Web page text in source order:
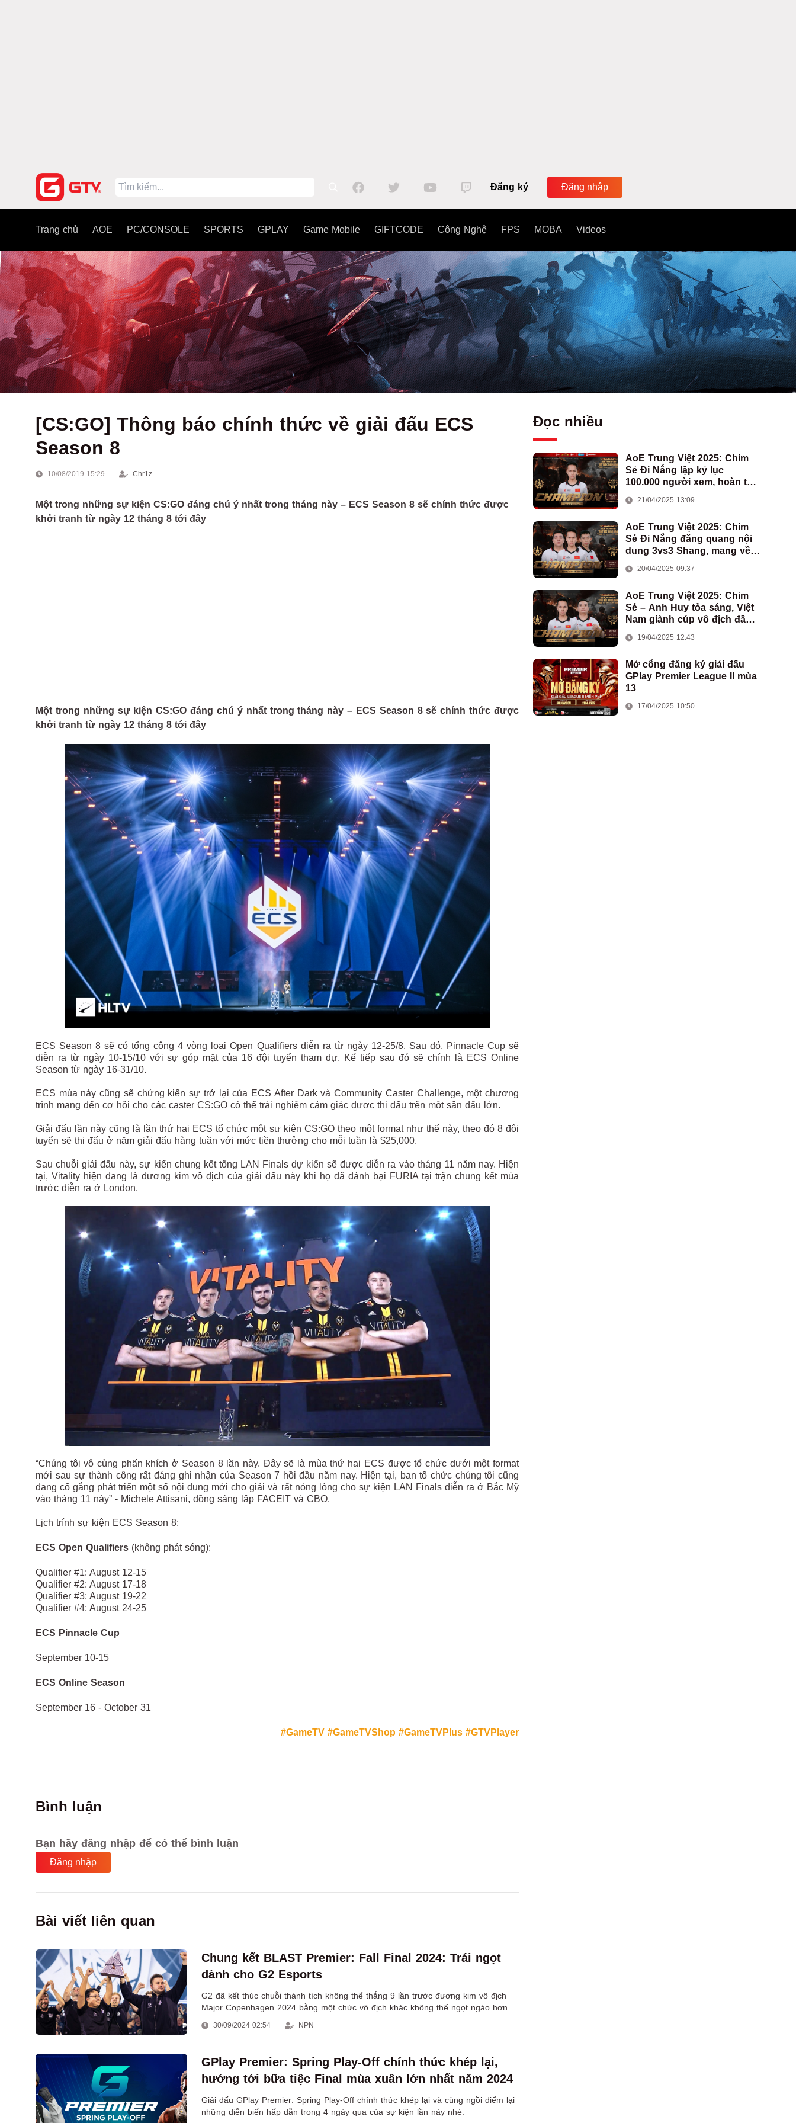
Đăng ký Đăng nhập
Trang chủ AOE PC/CONSOLE SPORTS GPLAY Game Mobile GIFTCODE Công Nghệ FPS MOBA Videos
[CS:GO] Thông báo chính thức về giải đấu ECS
Season 8
10/08/2019 15:29 Chr1z
Một trong những sự kiện CS:GO đáng chú ý nhất trong tháng này – ECS Season 8 sẽ chính thức được
khởi tranh từ ngày 12 tháng 8 tới đây
Một trong những sự kiện CS:GO đáng chú ý nhất trong tháng này – ECS Season 8 sẽ chính thức được
khởi tranh từ ngày 12 tháng 8 tới đây
ECS Season 8 sẽ có tổng cộng 4 vòng loại Open Qualifiers diễn ra từ ngày 12-25/8. Sau đó, Pinnacle Cup sẽ
diễn ra từ ngày 10-15/10 với sự góp mặt của 16 đội tuyển tham dự. Kế tiếp sau đó sẽ chính là ECS Online
Season từ ngày 16-31/10.
ECS mùa này cũng sẽ chứng kiến sự trở lại của ECS After Dark và Community Caster Challenge, một chương
trình mang đến cơ hội cho các caster CS:GO có thể trải nghiệm cảm giác được thi đấu trên một sân đấu lớn.
Giải đấu lần này cũng là lần thứ hai ECS tổ chức một sự kiện CS:GO theo một format như thế này, theo đó 8 đội
tuyển sẽ thi đấu ở năm giải đấu hàng tuần với mức tiền thưởng cho mỗi tuần là $25,000.
Sau chuỗi giải đấu này, sự kiến chung kết tổng LAN Finals dự kiến sẽ được diễn ra vào tháng 11 năm nay. Hiện
tại, Vitality hiện đang là đương kim vô địch của giải đấu này khi họ đã đánh bại FURIA tại trận chung kết mùa
trước diễn ra ở London.
“Chúng tôi vô cùng phấn khích ở Season 8 lần này. Đây sẽ là mùa thứ hai ECS được tổ chức dưới một format
mới sau sự thành công rất đáng ghi nhận của Season 7 hồi đầu năm nay. Hiện tại, ban tổ chức chúng tôi cũng
đang cố gắng phát triển một số nội dung mới cho giải và rất nóng lòng cho sự kiện LAN Finals diễn ra ở Bắc Mỹ
vào tháng 11 này” - Michele Attisani, đồng sáng lập FACEIT và CBO.
Lịch trính sự kiện ECS Season 8:
ECS Open Qualifiers (không phát sóng):
Qualifier #1: August 12-15
Qualifier #2: August 17-18
Qualifier #3: August 19-22
Qualifier #4: August 24-25
ECS Pinnacle Cup
September 10-15
ECS Online Season
September 16 - October 31
#GameTV #GameTVShop #GameTVPlus #GTVPlayer
Bình luận
Bạn hãy đăng nhập để có thể bình luận
Đăng nhập
Bài viết liên quan
Chung kết BLAST Premier: Fall Final 2024: Trái ngọt
dành cho G2 Esports
G2 đã kết thúc chuỗi thành tích không thể thắng 9 lần trước đương kim vô địch
Major Copenhagen 2024 bằng một chức vô địch khác không thể ngọt ngào hơn
30/09/2024 02:54 NPN
GPlay Premier: Spring Play-Off chính thức khép lại,
hướng tới bữa tiệc Final mùa xuân lớn nhất năm 2024
Giải đấu GPlay Premier: Spring Play-Off chính thức khép lại và cùng ngồi điểm lại
những diễn biến hấp dẫn trong 4 ngày qua của sự kiện lần này nhé.
Đọc nhiều
AoE Trung Việt 2025: Chim
Sẻ Đi Nắng lập kỷ lục
100.000 người xem, hoàn tất
Việt Nam
21/04/2025 13:09
AoE Trung Việt 2025: Chim
Sẻ Đi Nắng đăng quang nội
dung 3vs3 Shang, mang về
đoàn AoE Việt Nam
20/04/2025 09:37
AoE Trung Việt 2025: Chim
Sẻ – Anh Huy tỏa sáng, Việt
Nam giành cúp vô địch đầu
19/04/2025 12:43
Mở cổng đăng ký giải đấu
GPlay Premier League II mùa
13
17/04/2025 10:50